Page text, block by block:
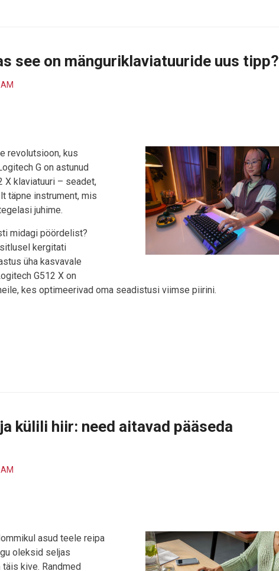
see on mänguriklaviatuuride uus tipp?
AM
revolutsioon, kus
G on astunud
X klaviatuuri – seadet,
täpne instrument, mis
juhime.
midagi pöördelist?
kergitati
üha kasvavale
G512 X on
kes optimeerivad oma seadistusi viimse piirini.
külili hiir: need aitavad pääseda
AM
asud teele reipa
oleksid seljas
kive. Randmed